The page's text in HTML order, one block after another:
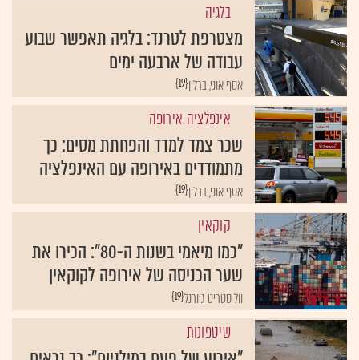
בלגיה
מצטרפת לטרנד: בלגיה תאפשר שבוע
עבודה של ארבעה ימים
{19}אסף אוני, ברלין
אינפלציה אירופה
שכר צמד למדד והפחתת מסים: כך
מתמודדים באירופה עם האינפלציה
{19}אסף אוני, ברלין
קוקאין
"כמו מיאמי בשנות ה-80": הכירו את
שער הכניסה של אירופה לקוקאין
{19}וול סטריט ג'ורנל
שיטפונות